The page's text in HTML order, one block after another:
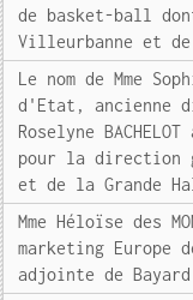
de basket-ball
Villeurbanne et de
Le nom de Mme
d'Etat, ancienne
Roselyne
pour la direction
et de la Grande
Mme Héloïse des
marketing Europe
adjointe de Bayard